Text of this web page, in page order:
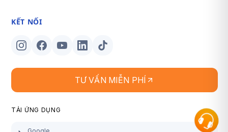
KẾT NỐI
TƯ VẤN MIỄN PHÍ
TẢI ỨNG DỤNG